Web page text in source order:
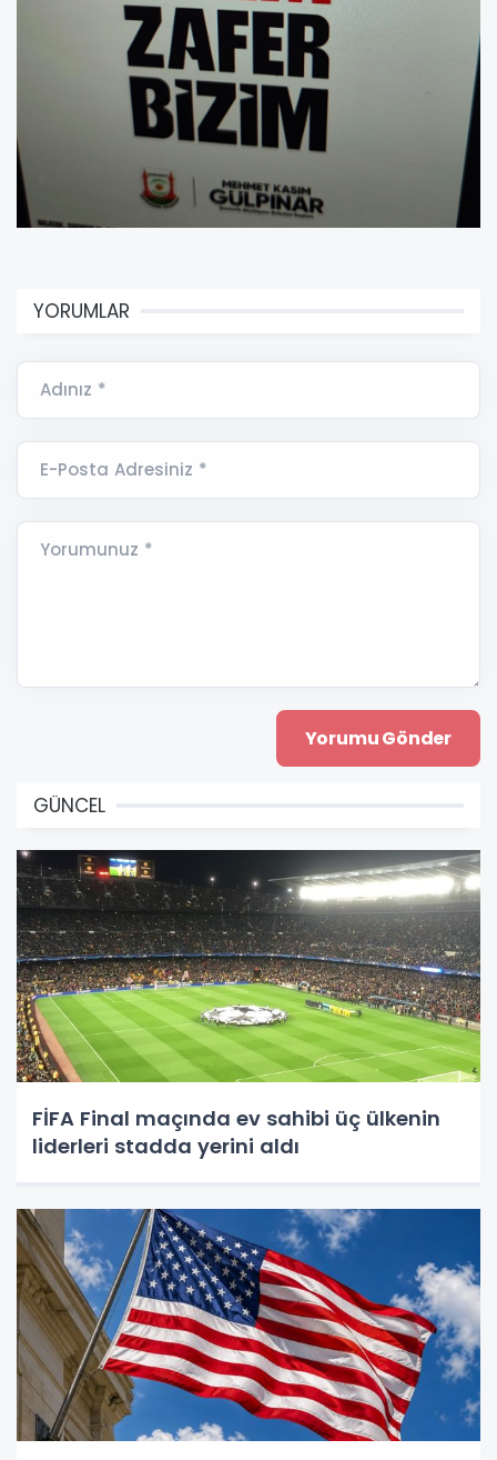
YORUMLAR
Adınız *
E-Posta Adresiniz *
Yorumunuz *
GÜNCEL
FİFA Final maçında ev sahibi üç ülkenin
liderleri stadda yerini aldı